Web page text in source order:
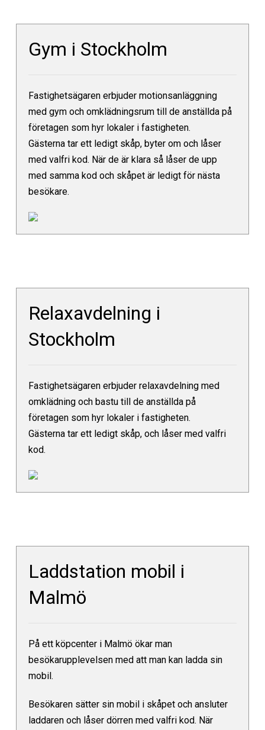
Gym i Stockholm
Fastighetsägaren erbjuder motionsanläggning
med gym och omklädningsrum till de anställda på
företagen som hyr lokaler i fastigheten.
Gästerna tar ett ledigt skåp, byter om och låser
med valfri kod. När de är klara så låser de upp
med samma kod och skåpet är ledigt för nästa
besökare.
Relaxavdelning i
Stockholm
Fastighetsägaren erbjuder relaxavdelning med
omklädning och bastu till de anställda på
företagen som hyr lokaler i fastigheten.
Gästerna tar ett ledigt skåp, och låser med valfri
kod.
Laddstation mobil i
Malmö
På ett köpcenter i Malmö ökar man
besökarupplevelsen med att man kan ladda sin
mobil.
Besökaren sätter sin mobil i skåpet och ansluter
laddaren och låser dörren med valfri kod. När